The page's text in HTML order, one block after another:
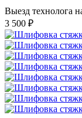
Выезд технолога
3 500 ₽